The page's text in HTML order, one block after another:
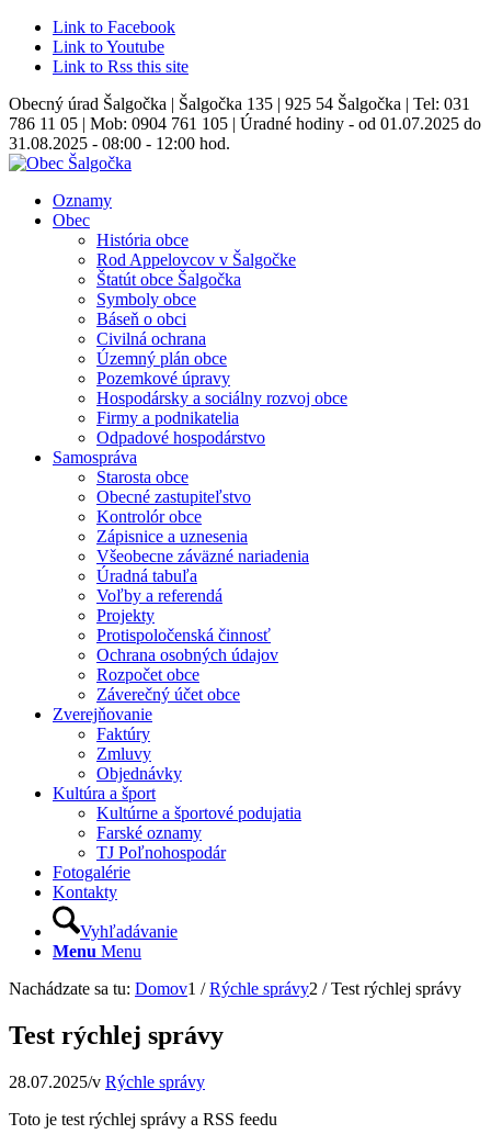
Link to Facebook
Link to Youtube
Link to Rss this site
Obecný úrad Šalgočka | Šalgočka 135 | 925 54 Šalgočka | Tel: 031
786 11 05 | Mob: 0904 761 105 | Úradné hodiny - od 01.07.2025 do
31.08.2025 - 08:00 - 12:00 hod.
Oznamy
Obec
História obce
Rod Appelovcov v Šalgočke
Štatút obce Šalgočka
Symboly obce
Báseň o obci
Civilná ochrana
Územný plán obce
Pozemkové úpravy
Hospodársky a sociálny rozvoj obce
Firmy a podnikatelia
Odpadové hospodárstvo
Samospráva
Starosta obce
Obecné zastupiteľstvo
Kontrolór obce
Zápisnice a uznesenia
Všeobecne záväzné nariadenia
Úradná tabuľa
Voľby a referendá
Projekty
Protispoločenská činnosť
Ochrana osobných údajov
Rozpočet obce
Záverečný účet obce
Zverejňovanie
Faktúry
Zmluvy
Objednávky
Kultúra a šport
Kultúrne a športové podujatia
Farské oznamy
TJ Poľnohospodár
Fotogalérie
Kontakty
Vyhľadávanie
Menu Menu
Nachádzate sa tu: Domov1 / Rýchle správy2 / Test rýchlej správy
Test rýchlej správy
28.07.2025/v Rýchle správy
Toto je test rýchlej správy a RSS feedu